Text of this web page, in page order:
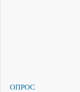
ОПРОС